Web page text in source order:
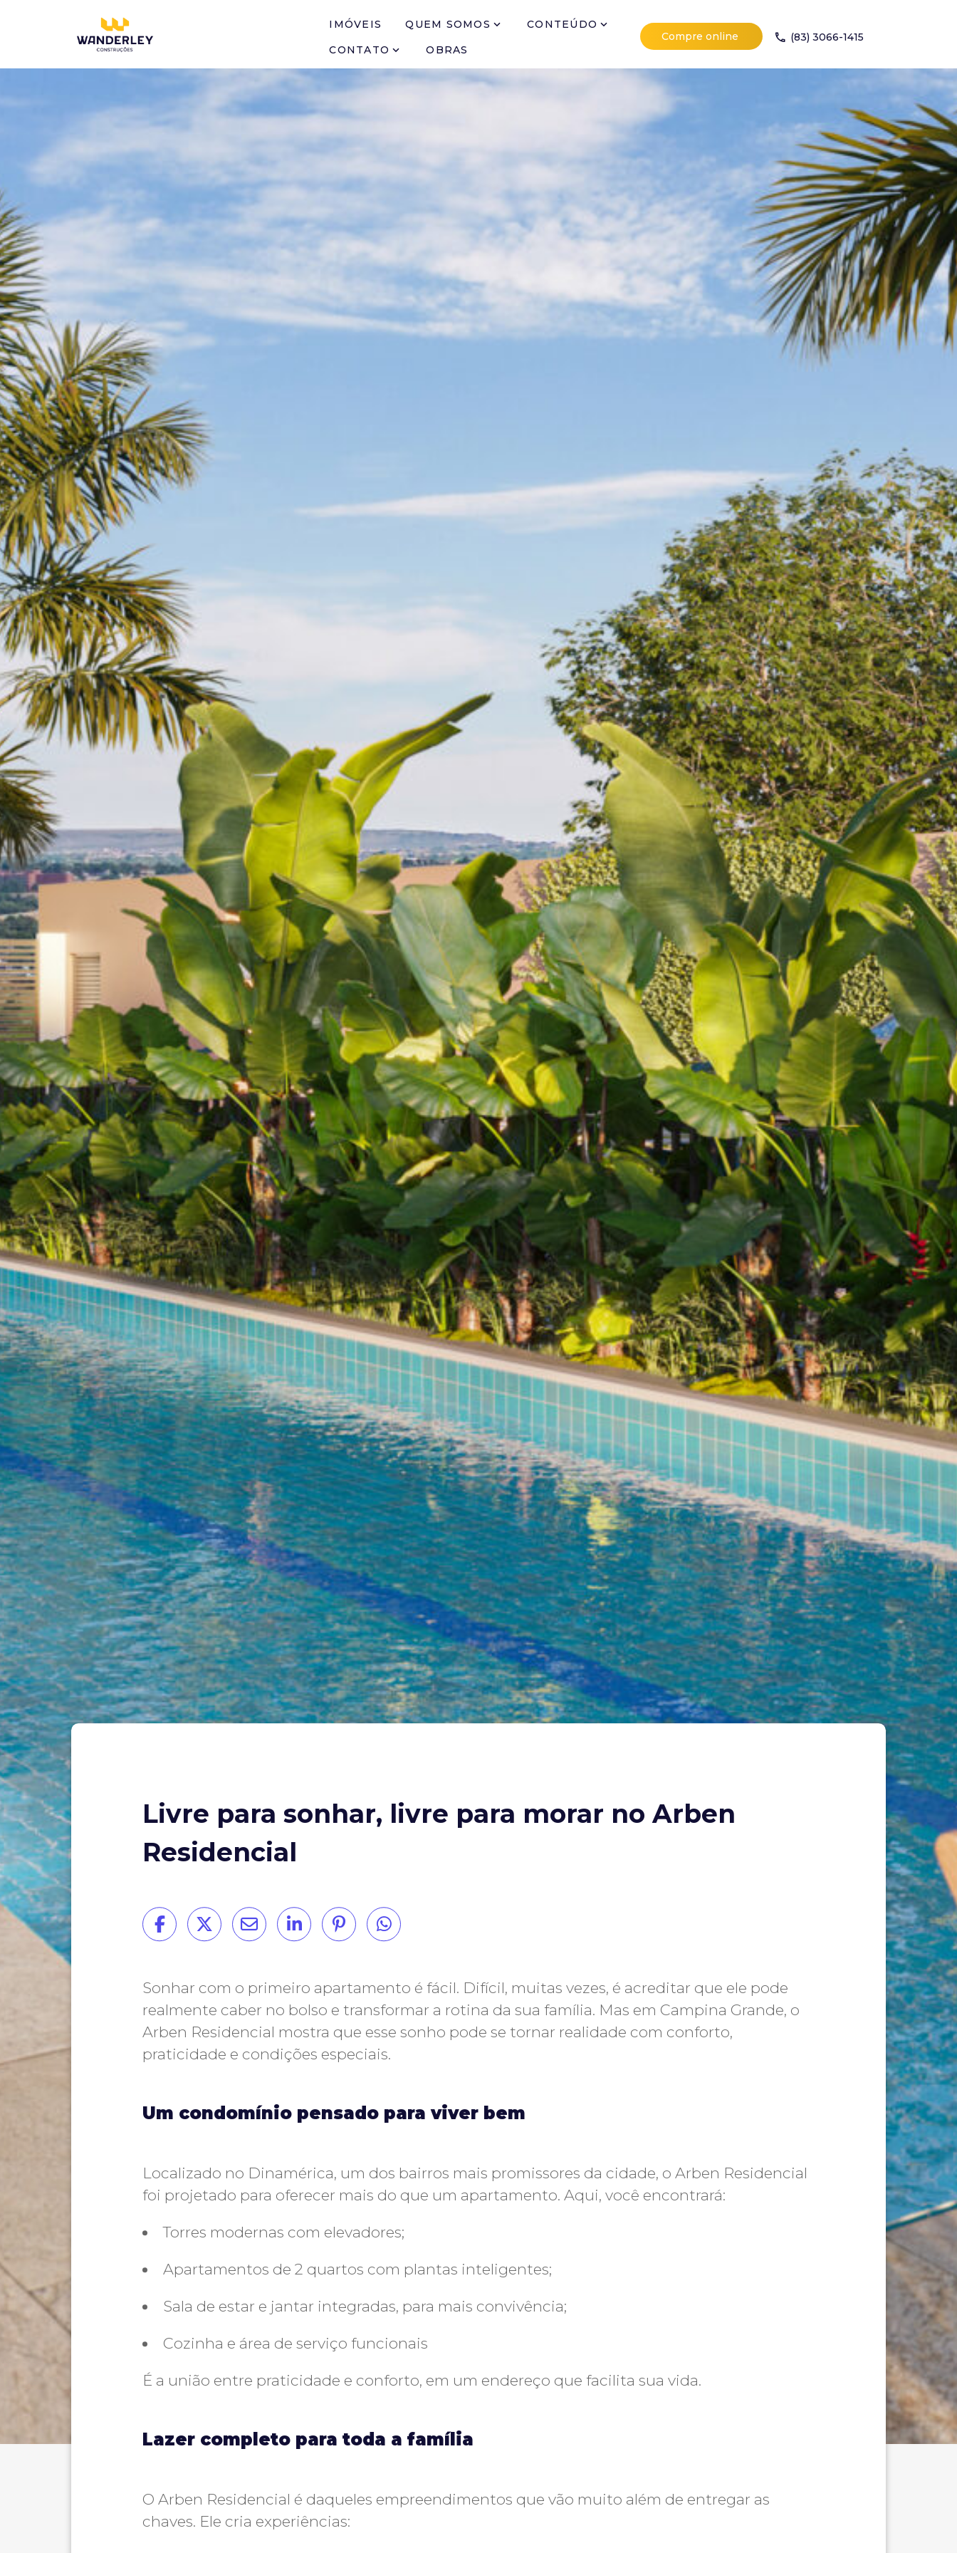
IMÓVEIS QUEM SOMOS
CONTEÚDO
CONTATO
OBRAS
Compre online (83) 3066-1415
Compre online
Livre para sonhar, livre para morar no Arben
Residencial
Sonhar com o primeiro apartamento é fácil. Difícil, muitas vezes, é acreditar que ele pode
realmente caber no bolso e transformar a rotina da sua família. Mas em Campina Grande, o
Arben Residencial mostra que esse sonho pode se tornar realidade com conforto,
praticidade e condições especiais.
Um condomínio pensado para viver bem
Localizado no Dinamérica, um dos bairros mais promissores da cidade, o Arben Residencial
foi projetado para oferecer mais do que um apartamento. Aqui, você encontrará:
Torres modernas com elevadores;
Apartamentos de 2 quartos com plantas inteligentes;
Sala de estar e jantar integradas, para mais convivência;
Cozinha e área de serviço funcionais
É a união entre praticidade e conforto, em um endereço que facilita sua vida.
Lazer completo para toda a família
O Arben Residencial é daqueles empreendimentos que vão muito além de entregar as
chaves. Ele cria experiências: